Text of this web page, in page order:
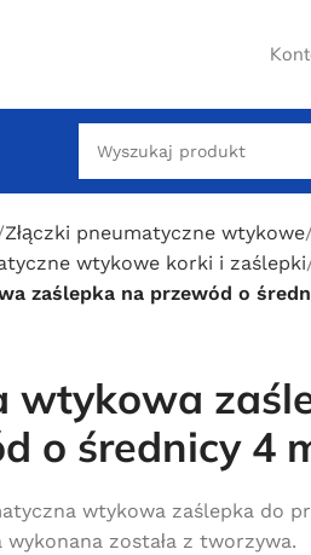
Złączki pneumatyczne wtykowe
wtykowe korki i zaślepki
zaślepka na przewód o
wtykowa
o średnicy 4
wtykowa zaślepka do
wykonana została z tworzywa.